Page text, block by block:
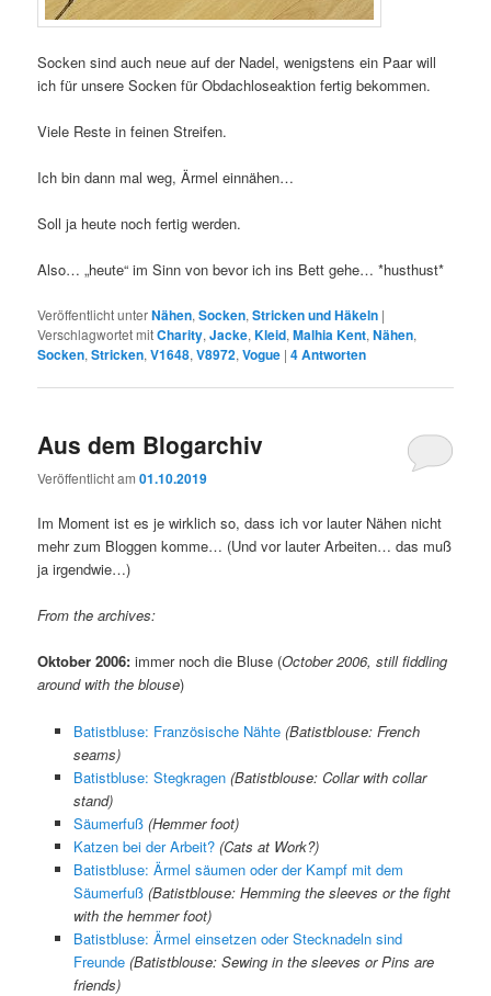
Socken sind auch neue auf der Nadel, wenigstens ein Paar will
ich für unsere Socken für Obdachloseaktion fertig bekommen.
Viele Reste in feinen Streifen.
Ich bin dann mal weg, Ärmel einnähen…
Soll ja heute noch fertig werden.
Also… „heute“ im Sinn von bevor ich ins Bett gehe… *husthust*
Veröffentlicht unterNähen,Socken,Stricken und Häkeln |
Verschlagwortet mitCharity,Jacke,Kleid,Malhia Kent,Nähen,
Socken,Stricken,V1648,V8972,Vogue |4Antworten
Aus dem Blogarchiv
Veröffentlicht am01.10.2019
Im Moment ist es je wirklich so, dass ich vor lauter Nähen nicht
mehr zum Bloggen komme… (Und vor lauter Arbeiten… das muß
ja irgendwie…)
From the archives:
Oktober 2006: immer noch die Bluse (October 2006, still fiddling
around with the blouse)
Batistbluse: Französische Nähte (Batistblouse: French
seams)
Batistbluse: Stegkragen (Batistblouse: Collar with collar
stand)
Säumerfuß (Hemmer foot)
Katzen bei der Arbeit? (Cats at Work?)
Batistbluse: Ärmel säumen oder der Kampf mit dem
Säumerfuß (Batistblouse: Hemming the sleeves or the fight
with the hemmer foot)
Batistbluse: Ärmel einsetzen oder Stecknadeln sind
Freunde (Batistblouse: Sewing in the sleeves or Pins are
friends)